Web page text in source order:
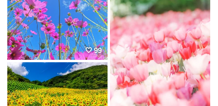
99